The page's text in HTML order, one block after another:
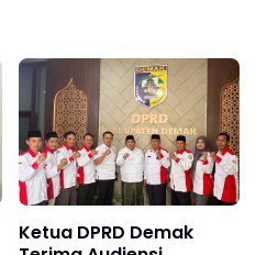
Ketua DPRD Demak